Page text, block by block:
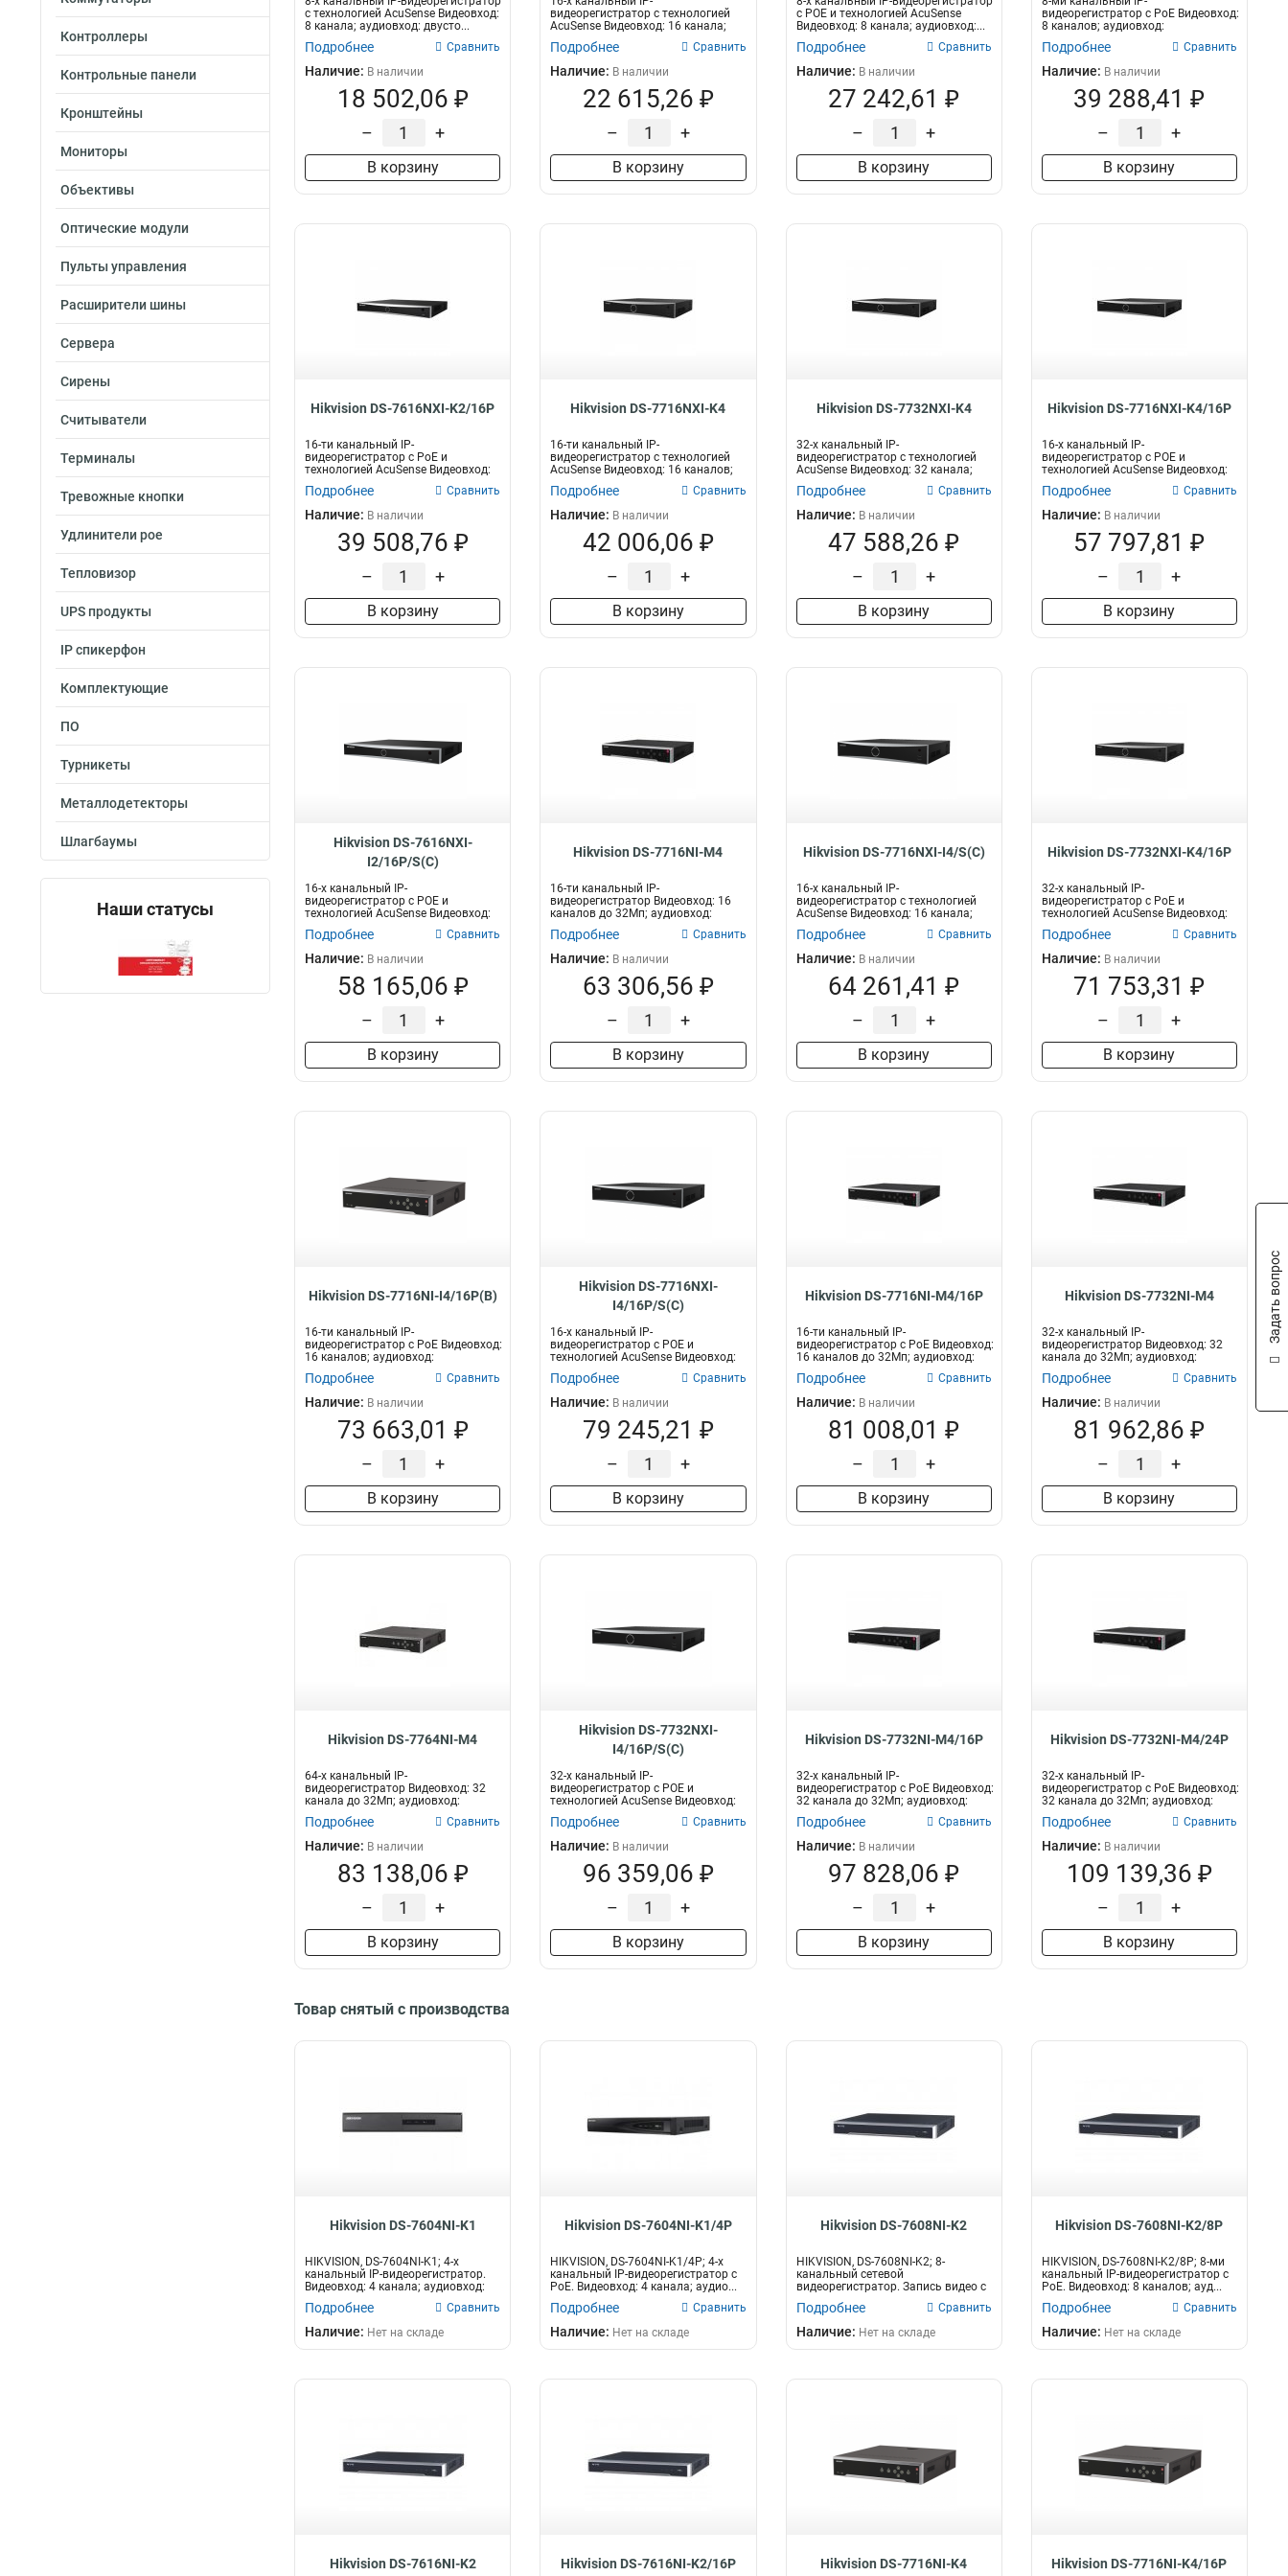
Контроллеры
Контрольные панели
Кронштейны
Мониторы
Объективы
Оптические модули
Пульты управления
Расширители шины
Сервера
Сирены
Считыватели
Терминалы
Тревожные кнопки
Удлинители poe
Тепловизор
UPS продукты
IP спикерфон
Комплектующие
ПО
Турникеты
Металлодетекторы
Шлагбаумы
Наши статусы
65вт 1
75вт 2
6вт
280вт
с технологией AcuSense Видеовход:
8 канала; аудиовход: двусто...
Подробнее Сравнить
Наличие: В наличии
18 502,06 ₽
– +
В корзину
видеорегистратор с технологией
AcuSense Видеовход: 16 канала;
аудиовход: двус...
Подробнее Сравнить
Наличие: В наличии
22 615,26 ₽
– +
В корзину
с POE и технологией AcuSense
Видеовход: 8 канала; аудиовход:...
Подробнее Сравнить
Наличие: В наличии
27 242,61 ₽
– +
В корзину
видеорегистратор c PoE Видеовход:
8 каналов; аудиовход:
двустороннее аудио 1...
Подробнее Сравнить
Наличие: В наличии
39 288,41 ₽
– +
В корзину
Hikvision DS-7616NXI-K2/16P
16-ти канальный IP-
видеорегистратор с PoE и
технологией AcuSense Видеовход:
16 каналов; аудиовх...
Подробнее Сравнить
Наличие: В наличии
39 508,76 ₽
– +
В корзину
Hikvision DS-7716NXI-K4
16-ти канальный IP-
видеорегистратор с технологией
AcuSense Видеовход: 16 каналов;
аудиовход: дв...
Подробнее Сравнить
Наличие: В наличии
42 006,06 ₽
– +
В корзину
Hikvision DS-7732NXI-K4
32-х канальный IP-
видеорегистратор с технологией
AcuSense Видеовход: 32 канала;
аудиовход: двус...
Подробнее Сравнить
Наличие: В наличии
47 588,26 ₽
– +
В корзину
Hikvision DS-7716NXI-K4/16P
16-х канальный IP-
видеорегистратор с POE и
технологией AcuSense Видеовход:
16 канала; аудиовход...
Подробнее Сравнить
Наличие: В наличии
57 797,81 ₽
– +
В корзину
Hikvision DS-7616NXI-
I2/16P/S(C)
16-х канальный IP-
видеорегистратор с POE и
технологией AcuSense Видеовход:
16 канала; аудиовход...
Подробнее Сравнить
Наличие: В наличии
58 165,06 ₽
– +
В корзину
Hikvision DS-7716NI-M4
16-ти канальный IP-
видеорегистратор Видеовход: 16
каналов до 32Мп; аудиовход:
двустороннее ауди...
Подробнее Сравнить
Наличие: В наличии
63 306,56 ₽
– +
В корзину
Hikvision DS-7716NXI-I4/S(C)
16-х канальный IP-
видеорегистратор с технологией
AcuSense Видеовход: 16 канала;
аудиовход: двус...
Подробнее Сравнить
Наличие: В наличии
64 261,41 ₽
– +
В корзину
Hikvision DS-7732NXI-K4/16P
32-х канальный IP-
видеорегистратор с PoE и
технологией AcuSense Видеовход:
32 канала; аудиовход...
Подробнее Сравнить
Наличие: В наличии
71 753,31 ₽
– +
В корзину
Hikvision DS-7716NI-I4/16P(B)
16-ти канальный IP-
видеорегистратор c PoE Видеовход:
16 каналов; аудиовход:
двустороннее аудио...
Подробнее Сравнить
Наличие: В наличии
73 663,01 ₽
– +
В корзину
Hikvision DS-7716NXI-
I4/16P/S(C)
16-х канальный IP-
видеорегистратор с POE и
технологией AcuSense Видеовход:
16 канала; аудиовход...
Подробнее Сравнить
Наличие: В наличии
79 245,21 ₽
– +
В корзину
Hikvision DS-7716NI-M4/16P
16-ти канальный IP-
видеорегистратор c PoE Видеовход:
16 каналов до 32Мп; аудиовход:
двусторонне...
Подробнее Сравнить
Наличие: В наличии
81 008,01 ₽
– +
В корзину
Hikvision DS-7732NI-M4
32-х канальный IP-
видеорегистратор Видеовход: 32
канала до 32Мп; аудиовход:
двустороннее аудио...
Подробнее Сравнить
Наличие: В наличии
81 962,86 ₽
– +
В корзину
Hikvision DS-7764NI-M4
64-х канальный IP-
видеорегистратор Видеовход: 32
канала до 32Мп; аудиовход:
двустороннее аудио...
Подробнее Сравнить
Наличие: В наличии
83 138,06 ₽
– +
В корзину
Hikvision DS-7732NXI-
I4/16P/S(C)
32-х канальный IP-
видеорегистратор с POE и
технологией AcuSense Видеовход:
32 канала; аудиовход...
Подробнее Сравнить
Наличие: В наличии
96 359,06 ₽
– +
В корзину
Hikvision DS-7732NI-M4/16P
32-х канальный IP-
видеорегистратор c PoE Видеовход:
32 канала до 32Мп; аудиовход:
двустороннее...
Подробнее Сравнить
Наличие: В наличии
97 828,06 ₽
– +
В корзину
Hikvision DS-7732NI-M4/24P
32-х канальный IP-
видеорегистратор с PoE Видеовход:
32 канала до 32Мп; аудиовход:
двустороннее...
Подробнее Сравнить
Наличие: В наличии
109 139,36 ₽
– +
В корзину
Товар снятый с производства
Hikvision DS-7604NI-K1
HIKVISION, DS-7604NI-K1; 4-х
канальный IP-видеорегистратор.
Видеовход: 4 канала; аудиовход:
Подробнее Сравнить
Наличие: Нет на складе
Hikvision DS-7604NI-K1/4P
HIKVISION, DS-7604NI-K1/4P; 4-х
канальный IP-видеорегистратор c
PoE. Видеовход: 4 канала; аудио...
Подробнее Сравнить
Наличие: Нет на складе
Hikvision DS-7608NI-K2
HIKVISION, DS-7608NI-K2; 8-
канальный сетевой
видеорегистратор. Запись видео с
разрешением до 8М...
Подробнее Сравнить
Наличие: Нет на складе
Hikvision DS-7608NI-K2/8P
HIKVISION, DS-7608NI-K2/8P; 8-ми
канальный IP-видеорегистратор с
PoE. Видеовход: 8 каналов; ауд...
Подробнее Сравнить
Наличие: Нет на складе
Hikvision DS-7616NI-K2 Hikvision DS-7616NI-K2/16P Hikvision DS-7716NI-K4 Hikvision DS-7716NI-K4/16P
Задать вопрос